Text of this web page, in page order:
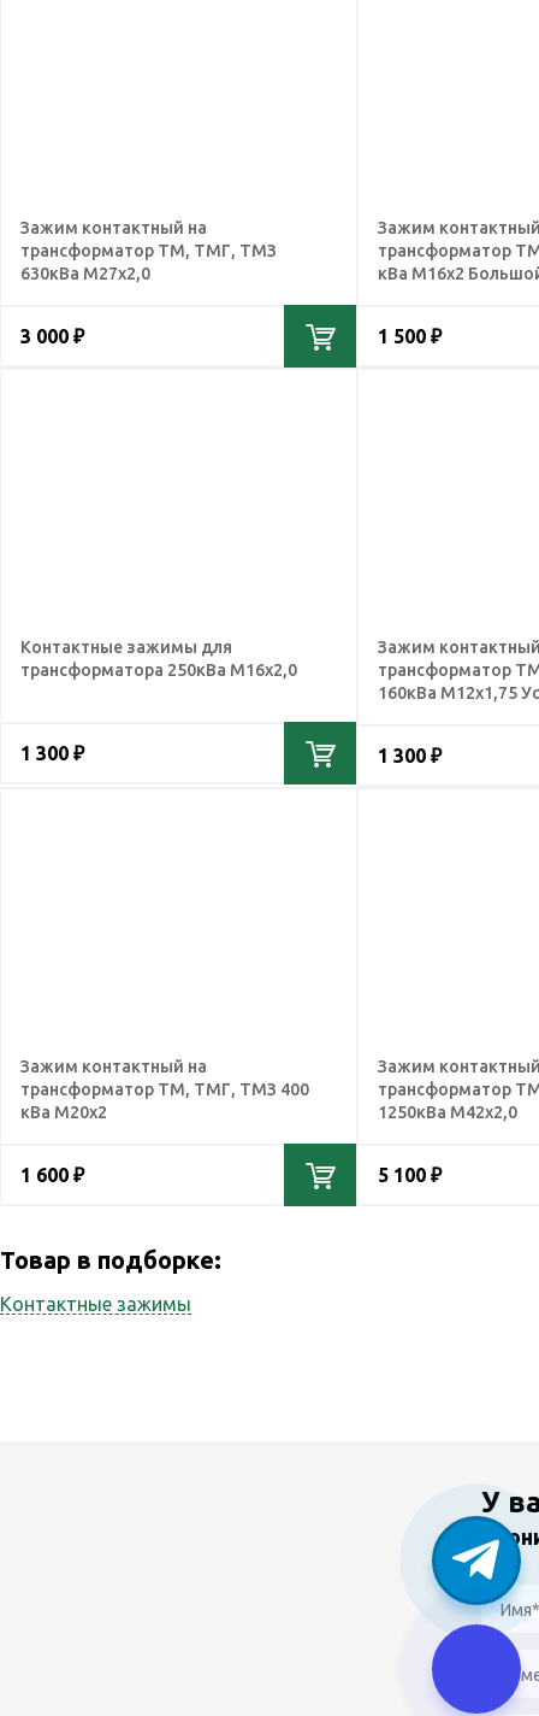
Зажим контактный на
трансформатор ТМ, ТМГ, ТМЗ
630кВа М27х2,0
3 000 ₽
Зажим
трансформатор
кВа М16x2
1 500 ₽
Контактные зажимы для
трансформатора 250кВа М16х2,0
1 300 ₽
Зажим
трансформатор
160кВа М12х1,75
1 300 ₽
Зажим контактный на
трансформатор ТМ, ТМГ, ТМЗ 400
кВа М20x2
1 600 ₽
Зажим
трансформатор
1250кВа М42х2,0
5 100 ₽
Товар в подборке:
Контактные зажимы
У